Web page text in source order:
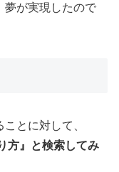
夢が実現したので
とに対して、
方』と検索してみ